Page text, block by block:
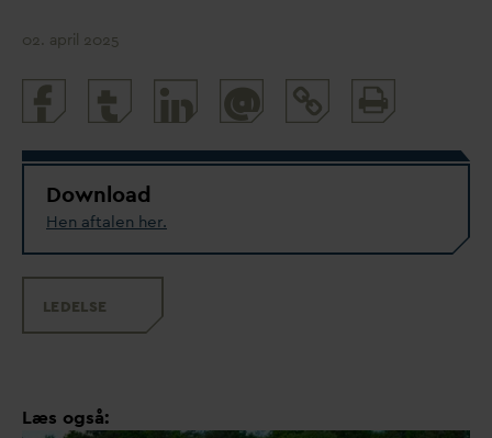
02. april 2025
@
and
Download
Hen aftalen her.
LEDELSE
Læs også: